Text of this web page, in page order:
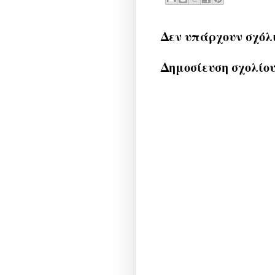
Δεν υπάρχουν
Δημοσίευση